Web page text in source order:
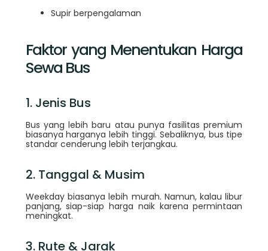
Supir berpengalaman
Faktor yang Menentukan Harga
Sewa Bus
1. Jenis Bus
Bus yang lebih baru atau punya fasilitas premium
biasanya harganya lebih tinggi. Sebaliknya, bus tipe
standar cenderung lebih terjangkau.
2. Tanggal & Musim
Weekday biasanya lebih murah. Namun, kalau libur
panjang, siap-siap harga naik karena permintaan
meningkat.
3. Rute & Jarak